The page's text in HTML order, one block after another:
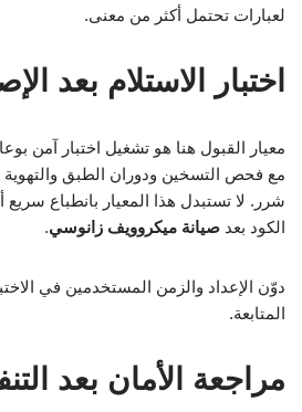
لعبارات تحتمل أكثر من معنى.
اختبار الاستلام بعد
معيار القبول هنا هو تشغيل اختبار آمن
مع فحص التسخين ودوران الطبق
شرر. لا تستبدل هذا المعيار بانطباع
الكود بعد صيانة ميكروويف زانوسي.
دوّن الإعداد والزمن المستخدمين في
المتابعة.
مراجعة الأمان بعد